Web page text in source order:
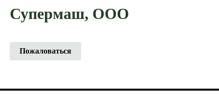
Супермаш, ООО
Пожаловаться